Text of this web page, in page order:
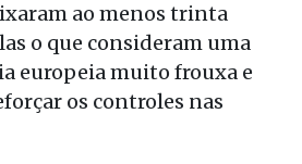
ao menos trinta
o que consideram uma
europeia muito frouxa e
os controles nas